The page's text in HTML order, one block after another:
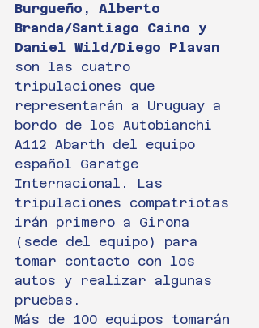
Burgueño, Alberto
Branda/Santiago Caino y
Daniel Wild/Diego Plavan
son las cuatro
tripulaciones que
representarán a Uruguay a
bordo de los Autobianchi
A112 Abarth del equipo
español Garatge
Internacional. Las
tripulaciones compatriotas
irán primero a Girona
(sede del equipo) para
tomar contacto con los
autos y realizar algunas
pruebas.
Más de 100 equipos tomarán